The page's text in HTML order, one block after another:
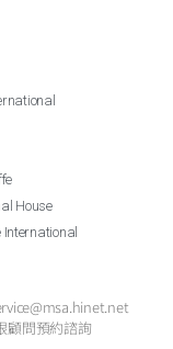
House
顧問預約諮詢